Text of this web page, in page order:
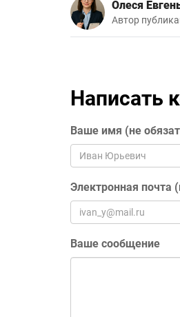
Олеся
Автор
Написать
Ваше имя (не
Электронная почта
Ваше сообщение